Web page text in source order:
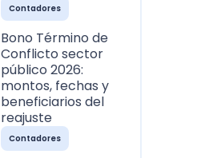
Contadores
Bono Término de
Conflicto sector
público 2026:
montos, fechas y
beneficiarios del
reajuste
Contadores